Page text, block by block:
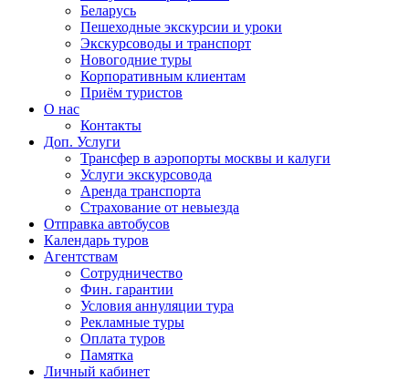
Беларусь
Пешеходные экскурсии и уроки
Экскурсоводы и транспорт
Новогодние туры
Корпоративным клиентам
Приём туристов
О нас
Контакты
Доп. Услуги
Трансфер в аэропорты москвы и калуги
Услуги экскурсовода
Аренда транспорта
Страхование от невыезда
Отправка автобусов
Календарь туров
Агентствам
Сотрудничество
Фин. гарантии
Условия аннуляции тура
Рекламные туры
Оплата туров
Памятка
Личный кабинет